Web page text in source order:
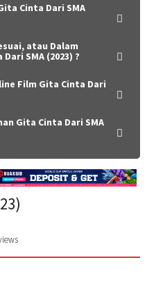
Cinta Dari SMA
atau Dalam
SMA (2023) ?
Film Gita Cinta Dari
Gita Cinta Dari SMA